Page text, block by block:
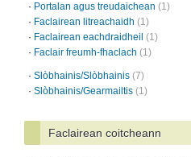
· Portalan agus treudaichean (1)
· Faclairean litreachaidh (1)
· Faclairean eachdraidheil (1)
· Faclair freumh-fhaclach (1)
· Slòbhainis/Slòbhainis (7)
· Slòbhainis/Gearmailtis (1)
Faclairean coitcheann